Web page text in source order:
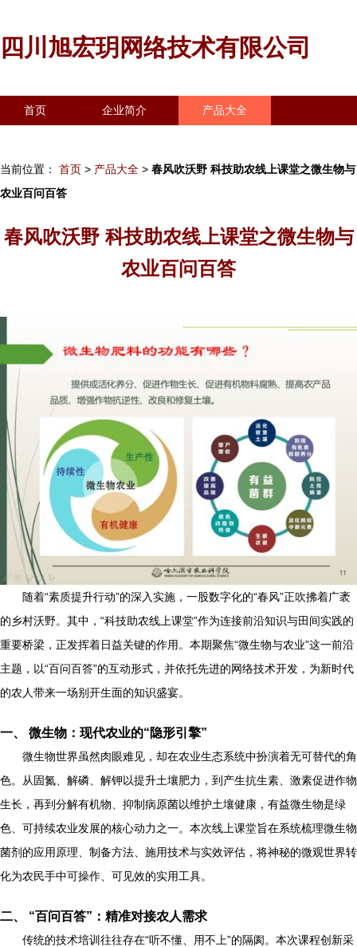
四川旭宏玥网络技术有限公司
首页 企业简介 产品大全
当前位置： 首页 > 产品大全 > 春风吹沃野 科技助农线上课堂之微生物与
农业百问百答
春风吹沃野 科技助农线上课堂之微生物与
农业百问百答
随着“素质提升行动”的深入实施，一股数字化的“春风”正吹拂着广袤
的乡村沃野。其中，“科技助农线上课堂”作为连接前沿知识与田间实践的
重要桥梁，正发挥着日益关键的作用。本期聚焦“微生物与农业”这一前沿
主题，以“百问百答”的互动形式，并依托先进的网络技术开发，为新时代
的农人带来一场别开生面的知识盛宴。
一、 微生物：现代农业的“隐形引擎”
微生物世界虽然肉眼难见，却在农业生态系统中扮演着无可替代的角
色。从固氮、解磷、解钾以提升土壤肥力，到产生抗生素、激素促进作物
生长，再到分解有机物、抑制病原菌以维护土壤健康，有益微生物是绿
色、可持续农业发展的核心动力之一。本次线上课堂旨在系统梳理微生物
菌剂的应用原理、制备方法、施用技术与实效评估，将神秘的微观世界转
化为农民手中可操作、可见效的实用工具。
二、 “百问百答”：精准对接农人需求
传统的技术培训往往存在“听不懂、用不上”的隔阂。本次课程创新采